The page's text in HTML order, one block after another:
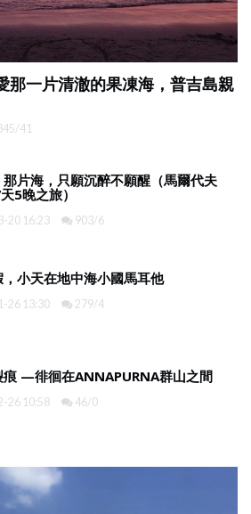
那一片清澈的果凍海，普吉島親
41
片海，只願沉醉不願醒（馬爾代夫
5晚之旅）
20 16:23 903/6
，小天在地中海小國馬耳他
26 13:30 279/4
痕 —徘徊在ANNAPURNA群山之間
26 10:58 46/0